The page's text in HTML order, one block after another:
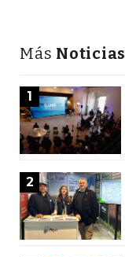
Más Noticias
1
2